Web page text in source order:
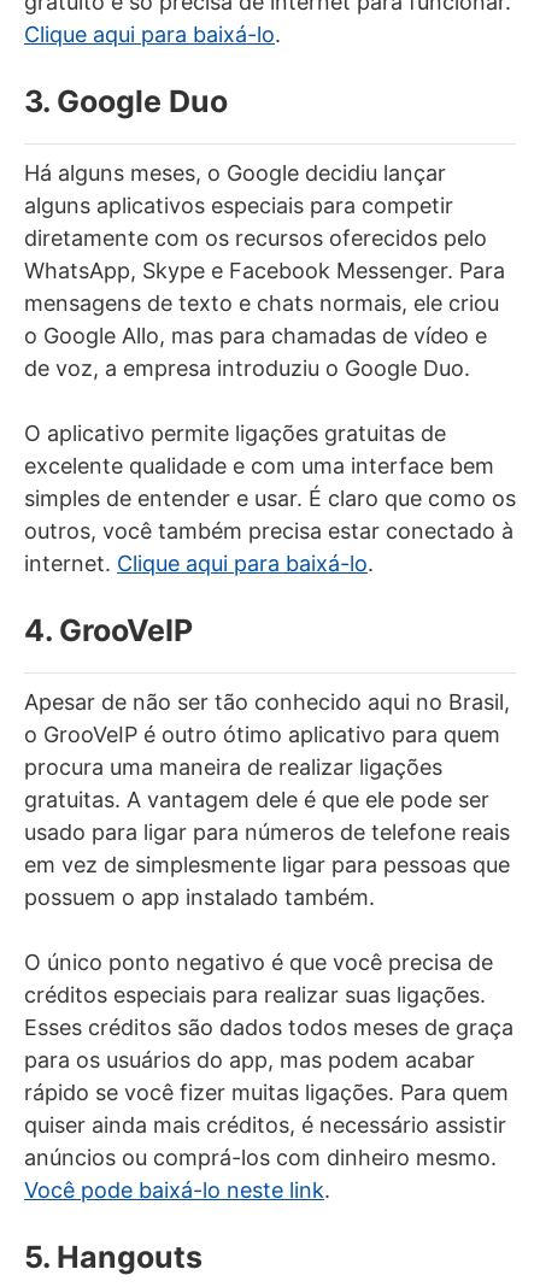
Clique aqui para baixá-lo.
3. Google Duo
Há alguns meses, o Google decidiu lançar
alguns aplicativos especiais para competir
diretamente com os recursos oferecidos pelo
WhatsApp, Skype e Facebook Messenger. Para
mensagens de texto e chats normais, ele criou
o Google Allo, mas para chamadas de vídeo e
de voz, a empresa introduziu o Google Duo.
O aplicativo permite ligações gratuitas de
excelente qualidade e com uma interface bem
simples de entender e usar. É claro que como os
outros, você também precisa estar conectado à
internet. Clique aqui para baixá-lo.
4. GrooVeIP
Apesar de não ser tão conhecido aqui no Brasil,
o GrooVeIP é outro ótimo aplicativo para quem
procura uma maneira de realizar ligações
gratuitas. A vantagem dele é que ele pode ser
usado para ligar para números de telefone reais
em vez de simplesmente ligar para pessoas que
possuem o app instalado também.
O único ponto negativo é que você precisa de
créditos especiais para realizar suas ligações.
Esses créditos são dados todos meses de graça
para os usuários do app, mas podem acabar
rápido se você fizer muitas ligações. Para quem
quiser ainda mais créditos, é necessário assistir
anúncios ou comprá-los com dinheiro mesmo.
Você pode baixá-lo neste link.
5. Hangouts